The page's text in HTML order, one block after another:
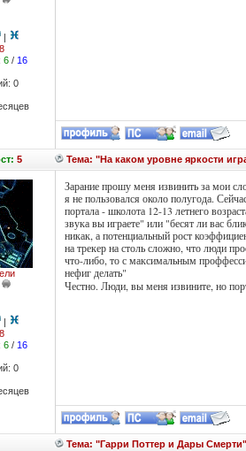
|
6/ 16
0
5 Тема: "На каком уровне яркости
|
6/ 16
0
Зарание прошу меня извинить за мои
я не пользовался около полугода.
портала - школота 12-13 летнего
звука вы играете" или "бесят ли вас
никак, а потенциальный рост
на трекер на столь сложно, что люди
что-либо, то с максимальным
нефиг делать"
Честно. Люди, вы меня извините, но
Тема: "Гарри Поттер и Дары Смерти"